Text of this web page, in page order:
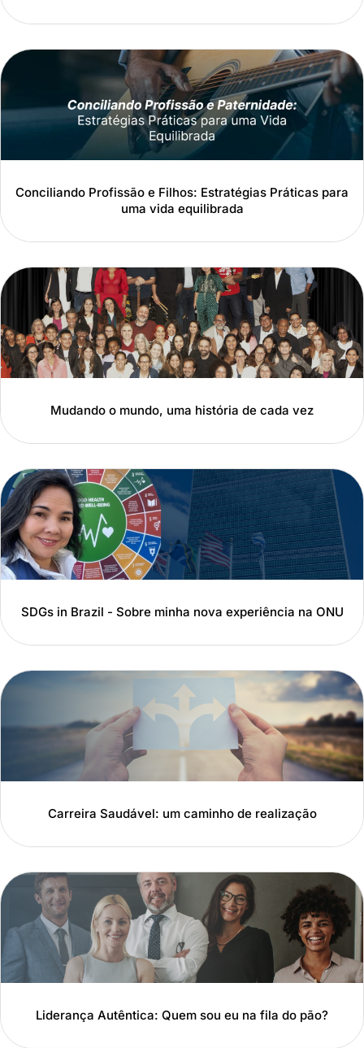
Conciliando Profissão e Filhos: Estratégias Práticas para
uma vida equilibrada
Mudando o mundo, uma história de cada vez
SDGs in Brazil - Sobre minha nova experiência na ONU
Carreira Saudável: um caminho de realização
Liderança Autêntica: Quem sou eu na fila do pão?